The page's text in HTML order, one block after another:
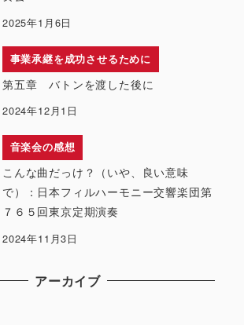
2025年1月6日
事業承継を成功させるために
第五章 バトンを渡した後に
2024年12月1日
音楽会の感想
こんな曲だっけ？（いや、良い意味
で）：日本フィルハーモニー交響楽団第
７６５回東京定期演奏
2024年11月3日
アーカイブ